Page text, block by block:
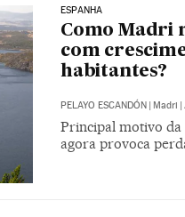
ESPANHA
Como Madri
com
habitantes?
PELAYO ESCANDÓN Madri
Principal motivo da
agora provoca